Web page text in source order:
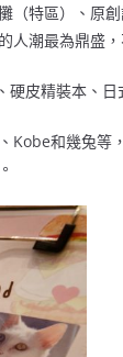
（特區）、原
人潮最為鼎盛，
皮精裝本、日
Kobe和幾兔等